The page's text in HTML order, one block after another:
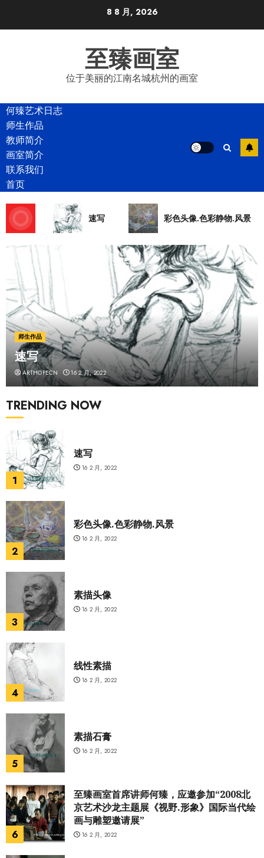
8 8 月, 2026
至臻画室
位于美丽的江南名城杭州的画室
何臻艺术日志
师生作品
教师简介
画室简介
联系我们
首页
速写 彩色头像.色彩静物.风景
师生作品
速写
ARTHOPECN 16 2 月, 2022
TRENDING NOW
1
速写
16 2 月, 2022
2
彩色头像.色彩静物.风景
16 2 月, 2022
3
素描头像
16 2 月, 2022
4
线性素描
16 2 月, 2022
5
素描石膏
16 2 月, 2022
6
至臻画室首席讲师何臻，应邀参加“2008北
京艺术沙龙主题展《视野.形象》国际当代绘
画与雕塑邀请展”
16 2 月, 2022